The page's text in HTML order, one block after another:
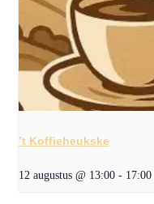
’t Koffieheukske
12 augustus @ 13:00 - 17:00